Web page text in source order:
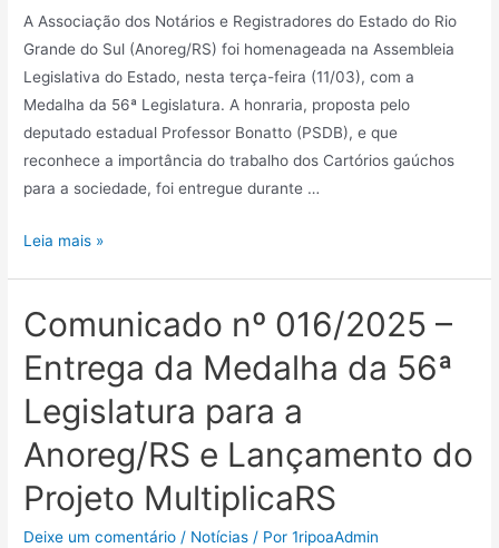
A Associação dos Notários e Registradores do Estado do Rio
Grande do Sul (Anoreg/RS) foi homenageada na Assembleia
Legislativa do Estado, nesta terça-feira (11/03), com a
Medalha da 56ª Legislatura. A honraria, proposta pelo
deputado estadual Professor Bonatto (PSDB), e que
reconhece a importância do trabalho dos Cartórios gaúchos
para a sociedade, foi entregue durante …
Leia mais »
Comunicado nº 016/2025 –
Entrega da Medalha da 56ª
Legislatura para a
Anoreg/RS e Lançamento do
Projeto MultiplicaRS
Deixe um comentário / Notícias / Por1ripoaAdmin